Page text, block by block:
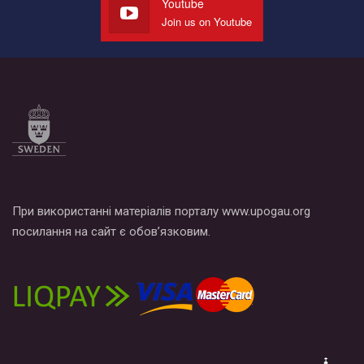
Все, что вам нужно сделать - это зайти на наш канал YouTube
по этой ссылке и поставить лайк под видео.
Join us on Youtube
При використанні матеріалів порталу www.upogau.org
посилання на сайт є обов’язковим.